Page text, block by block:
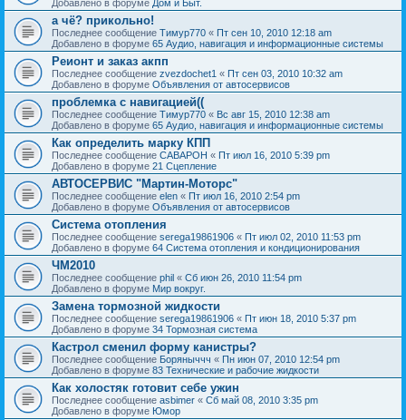
Добавлено в форуме Дом и Быт.
а чё? прикольно!
Последнее сообщение Тимур770 « Пт сен 10, 2010 12:18 am
Добавлено в форуме 65 Аудио, навигация и информационные системы
Реионт и заказ акпп
Последнее сообщение zvezdochet1 « Пт сен 03, 2010 10:32 am
Добавлено в форуме Объявления от автосервисов
проблемка с навигацией((
Последнее сообщение Тимур770 « Вс авг 15, 2010 12:38 am
Добавлено в форуме 65 Аудио, навигация и информационные системы
Как определить марку КПП
Последнее сообщение CABAPOH « Пт июл 16, 2010 5:39 pm
Добавлено в форуме 21 Сцепление
АВТОСЕРВИС "Мартин-Моторс"
Последнее сообщение elen « Пт июл 16, 2010 2:54 pm
Добавлено в форуме Объявления от автосервисов
Система отопления
Последнее сообщение serega19861906 « Пт июл 02, 2010 11:53 pm
Добавлено в форуме 64 Система отопления и кондиционирования
ЧМ2010
Последнее сообщение phil « Сб июн 26, 2010 11:54 pm
Добавлено в форуме Мир вокруг.
Замена тормозной жидкости
Последнее сообщение serega19861906 « Пт июн 18, 2010 5:37 pm
Добавлено в форуме 34 Тормозная система
Кастрол сменил форму канистры?
Последнее сообщение Боряныччч « Пн июн 07, 2010 12:54 pm
Добавлено в форуме 83 Технические и рабочие жидкости
Как холостяк готовит себе ужин
Последнее сообщение asbimer « Сб май 08, 2010 3:35 pm
Добавлено в форуме Юмор